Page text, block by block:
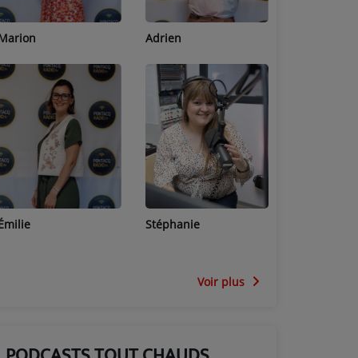
Lucas
Jean-Michel
Voir plus